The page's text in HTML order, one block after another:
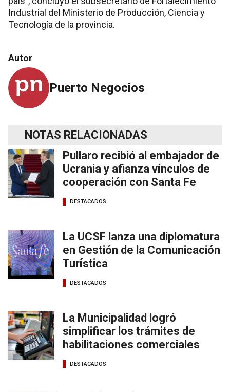
Industrial del Ministerio de Producción, Ciencia y
Tecnología de la provincia.
Autor
Puerto Negocios
NOTAS RELACIONADAS
Pullaro recibió al embajador de
Ucrania y afianza vínculos de
cooperación con Santa Fe
DESTACADOS
La UCSF lanza una diplomatura
en Gestión de la Comunicación
Turística
DESTACADOS
La Municipalidad logró
simplificar los trámites de
habilitaciones comerciales
DESTACADOS